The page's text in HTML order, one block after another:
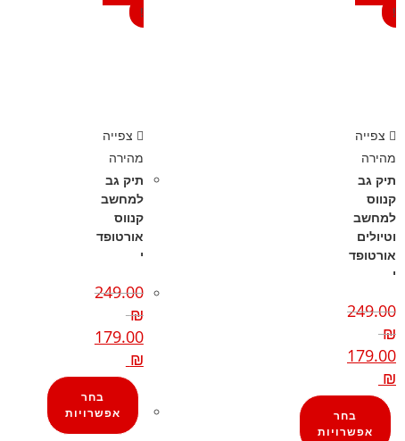
!
צפייה
מהירה
תיק גב
קנווס
למחשב
וטיולים
אורטופד
י
249.00
₪
179.00
₪
בחר
אפשרויות
!
צפייה
מהירה
תיק גב
למחשב
קנווס
אורטופד
י
249.00
₪
179.00
₪
בחר
אפשרויות